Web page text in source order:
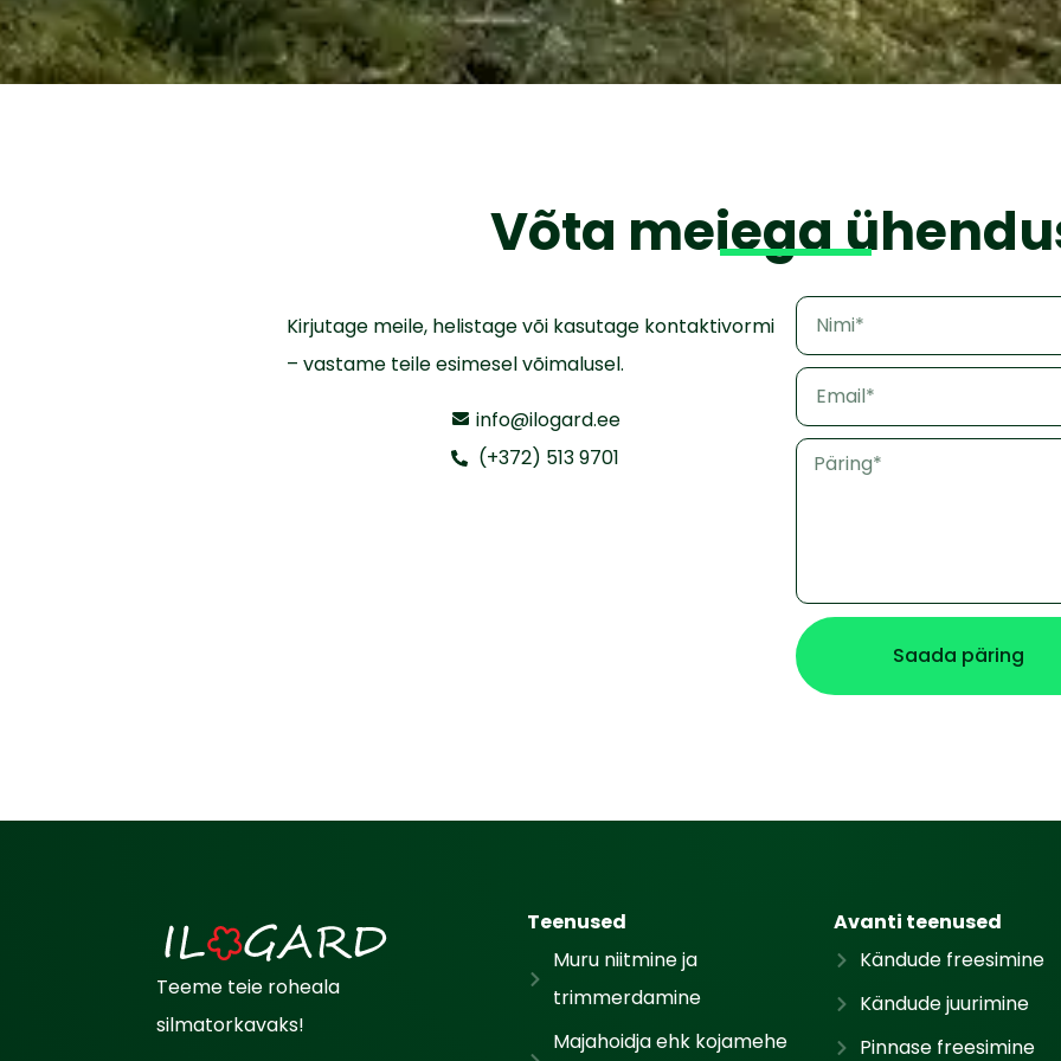
Võta meiega
Kirjutage meile, helistage või kasutage kontaktivormi
– vastame teile esimesel võimalusel.
info@ilogard.ee
(+372) 513 9701
Saada päring
Teeme teie roheala
silmatorkavaks!
Teenused
Muru niitmine ja
trimmerdamine
Majahoidja ehk kojamehe
Avanti teenused
Kändude freesimine
Kändude juurimine
Pinnase freesimine